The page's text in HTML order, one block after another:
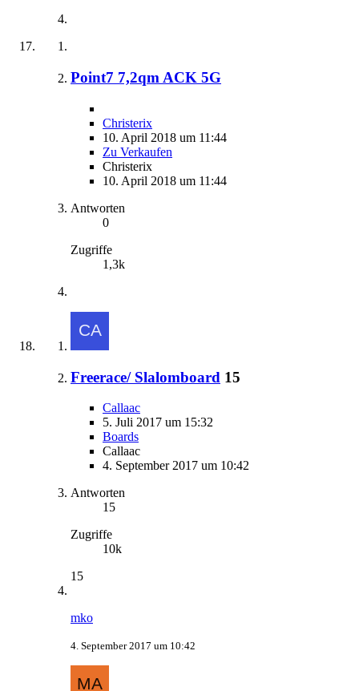
Point7 7,2qm ACK 5G
Christerix
10. April 2018 um 11:44
Zu Verkaufen
Christerix
10. April 2018 um 11:44
Antworten
0
Zugriffe
1,3k
Freerace/ Slalomboard 15
Callaac
5. Juli 2017 um 15:32
Boards
Callaac
4. September 2017 um 10:42
Antworten
15
Zugriffe
10k
15
mko
4. September 2017 um 10:42